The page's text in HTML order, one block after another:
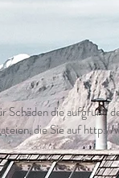
die aufgrund
die Sie auf http://